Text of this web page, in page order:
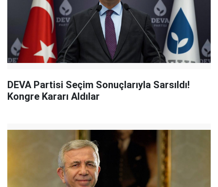
DEVA Partisi Seçim Sonuçlarıyla Sarsıldı!
Kongre Kararı Aldılar